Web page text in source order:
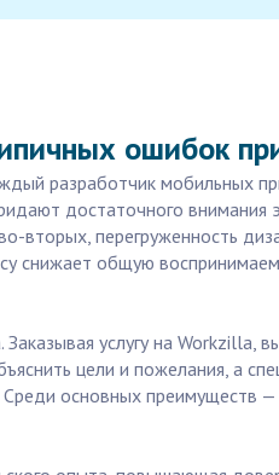
ошибок
разработчик мобильных
достаточного
перегруженность
снижает общую
услугу на Workzilla,
цели и пожелания, а
основных преимуществ